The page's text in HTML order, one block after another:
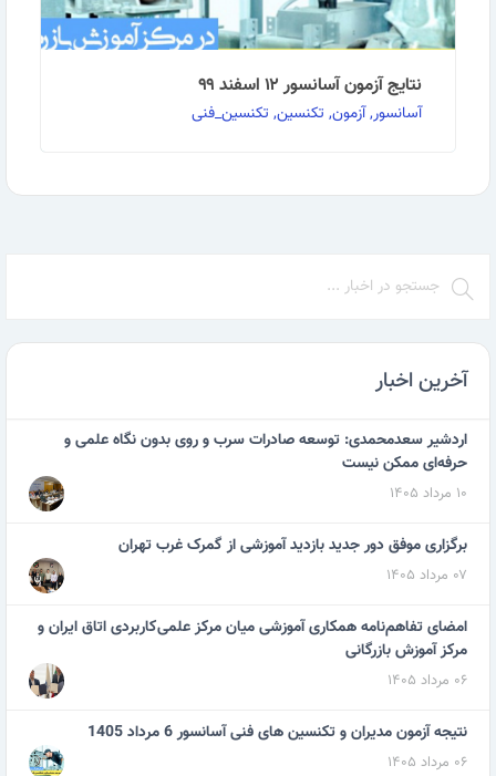
نتایج آزمون آسانسور ۱۲ اسفند ۹۹
آسانسور, آزمون, تکنسین, تکنسین_فنی
آخرین اخبار
اردشیر سعدمحمدی: توسعه صادرات سرب و روی بدون نگاه علمی و
حرفه‌ای ممکن نیست
۱۰ مرداد ۱۴۰۵
برگزاری موفق دور جدید بازدید آموزشی از گمرک غرب تهران
۰۷ مرداد ۱۴۰۵
امضای تفاهم‌نامه همکاری آموزشی میان مرکز علمی‌کاربردی اتاق ایران و
مرکز آموزش بازرگانی
۰۶ مرداد ۱۴۰۵
نتیجه آزمون مدیران و تکنسین های فنی آسانسور 6 مرداد 1405
۰۶ مرداد ۱۴۰۵